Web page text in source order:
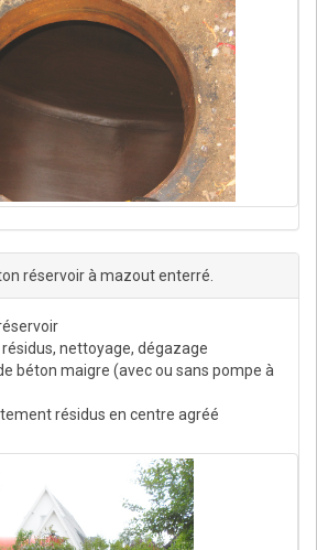
réservoir à mazout enterré.
nettoyage, dégazage
béton maigre (avec ou sans pompe à
résidus en centre agréé